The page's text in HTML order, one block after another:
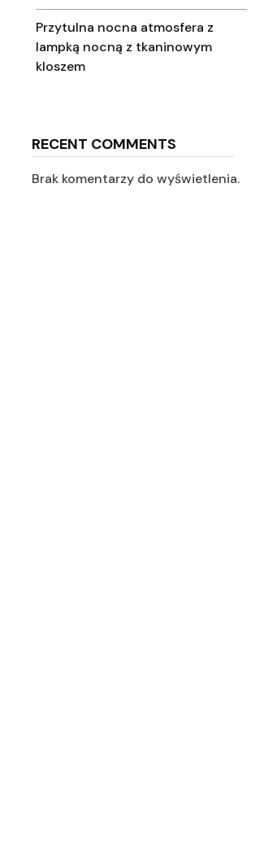
Przytulna nocna atmosfera z
lampką nocną z tkaninowym
kloszem
RECENT COMMENTS
Brak komentarzy do wyświetlenia.